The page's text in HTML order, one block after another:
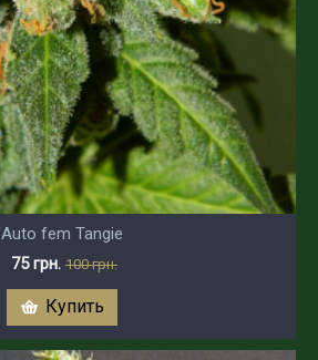
Auto fem Tangie
75 грн. 100 грн.
Купить